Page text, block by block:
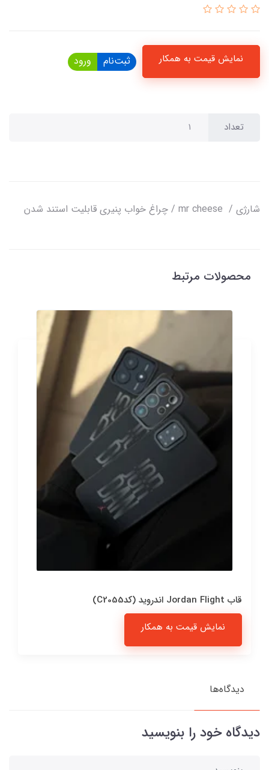
نمایش قیمت به همکار ثبت‌نام ورود
تعداد
شارژی / mr cheese / چراغ خواب پنیری قابلیت استند شدن
محصولات مرتبط
قاب Jordan Flight اندروید (کدC2055)
نمایش قیمت به همکار
دیدگاه‌ها
دیدگاه خود را بنویسید